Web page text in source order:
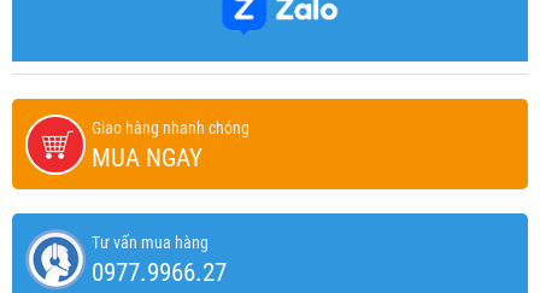
Giao hàng nhanh chóng
MUA NGAY
Tư vấn mua hàng
0977.9966.27